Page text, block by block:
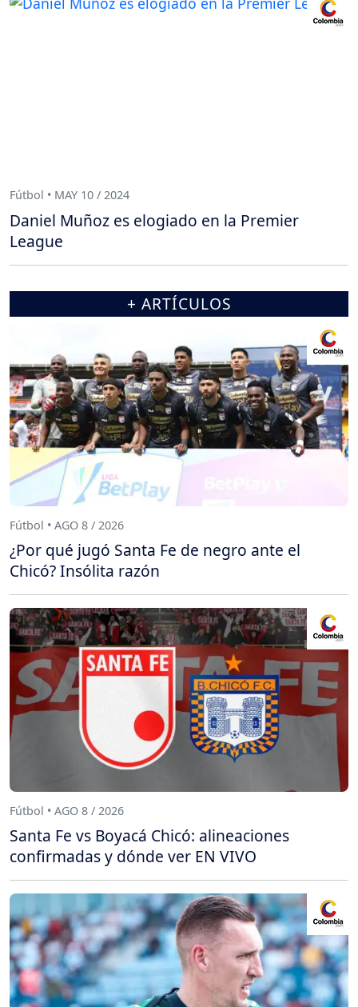
Fútbol • MAY 10 / 2024
Daniel Muñoz es elogiado en la Premier
League
+ ARTÍCULOS
Fútbol • AGO 8 / 2026
¿Por qué jugó Santa Fe de negro ante el
Chicó? Insólita razón
Fútbol • AGO 8 / 2026
Santa Fe vs Boyacá Chicó: alineaciones
confirmadas y dónde ver EN VIVO